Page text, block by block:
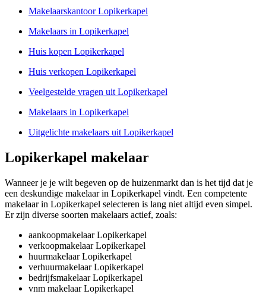
Makelaarskantoor Lopikerkapel
Makelaars in Lopikerkapel
Huis kopen Lopikerkapel
Huis verkopen Lopikerkapel
Veelgestelde vragen uit Lopikerkapel
Makelaars in Lopikerkapel
Uitgelichte makelaars uit Lopikerkapel
Lopikerkapel makelaar
Wanneer je je wilt begeven op de huizenmarkt dan is het tijd dat je
een deskundige makelaar in Lopikerkapel vindt. Een competente
makelaar in Lopikerkapel selecteren is lang niet altijd even simpel.
Er zijn diverse soorten makelaars actief, zoals:
aankoopmakelaar Lopikerkapel
verkoopmakelaar Lopikerkapel
huurmakelaar Lopikerkapel
verhuurmakelaar Lopikerkapel
bedrijfsmakelaar Lopikerkapel
vnm makelaar Lopikerkapel